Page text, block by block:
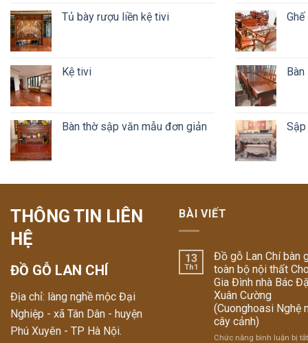
Tủ bày rượu liền kệ tivi
Kệ tivi
Bàn thờ sập văn mẫu đơn giản
THÔNG TIN LIÊN
HỆ
ĐỒ GỖ LAN CHÍ
Địa chỉ: làng nghề mộc Đại
Nghiệp - xã Tân Dân - huyện
Phú Xuyên - TP Hà Nội.
BÀI VIẾT
13
Th1
Đồ gỗ Lan Chí bàn
toàn bộ nội thất
Gia Đình nhà Bác
Xuân Cường
(Cuonghoasi Nghệ
cây cảnh)
Chức năng bình luận bị tắt